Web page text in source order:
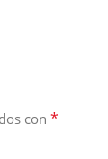
con *